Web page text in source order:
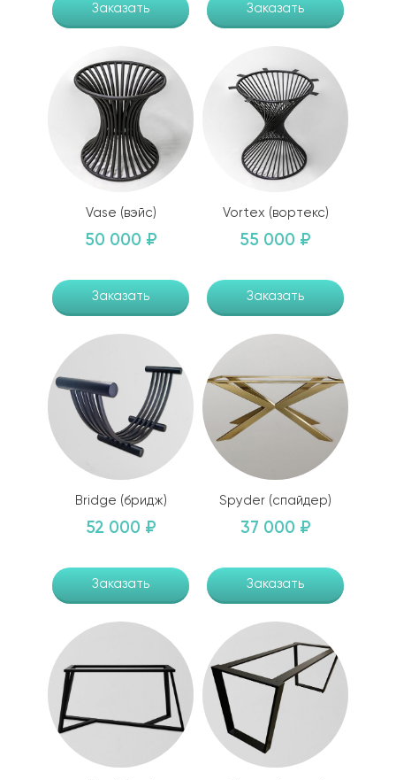
Заказать Заказать
Vase (вэйс)
50 000 ₽
Заказать
Vortex (вортекс)
55 000 ₽
Заказать
Bridge (бридж)
52 000 ₽
Заказать
Spyder (спайдер)
37 000 ₽
Заказать